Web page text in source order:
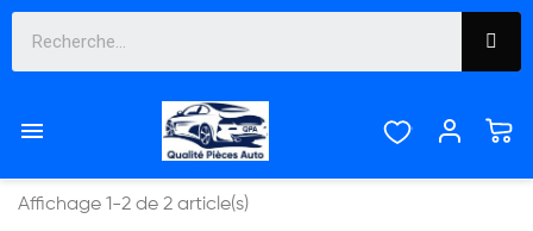

1007

Affichage 1-2 de 2 article(s)